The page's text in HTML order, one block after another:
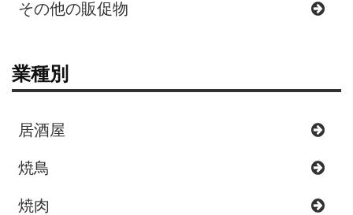
その他の販促物
業種別
居酒屋
焼鳥
焼肉